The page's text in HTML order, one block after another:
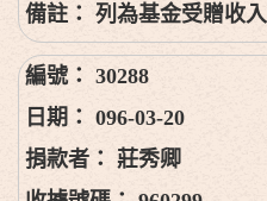
列為基金受贈收入
30288
096-03-20
莊秀卿